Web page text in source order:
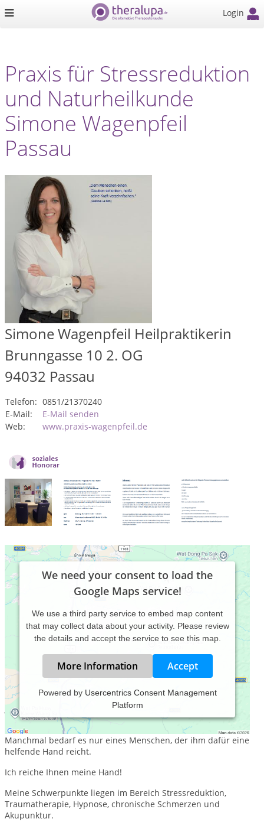
Login
Praxis für Stressreduktion
und Naturheilkunde
Simone Wagenpfeil
Passau
Simone Wagenpfeil Heilpraktikerin
Brunngasse 10 2. OG
94032 Passau
Telefon: 0851/21370240
E-Mail:
E-Mail senden
Web:
www.praxis-wagenpfeil.de
We need your consent to load the
Google Maps service!
We use a third party service to embed map content
that may collect data about your activity. Please review
the details and accept the service to see this map.
More Information Accept
Powered by Usercentrics Consent Management
Platform
Jeder Einzelne hat die Fähigkeit zur Problemlösung und die
Kraft zur Selbstheilung.
Manchmal bedarf es nur eines Menschen, der ihm dafür eine
helfende Hand reicht.
Ich reiche Ihnen meine Hand!
Meine Schwerpunkte liegen im Bereich Stressreduktion,
Traumatherapie, Hypnose, chronische Schmerzen und
Akupunktur.